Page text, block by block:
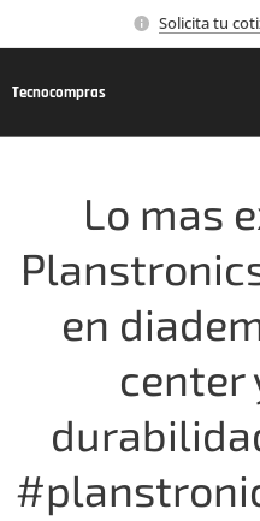
Solicita tu
Tecnocompras
Lo mas
en
center